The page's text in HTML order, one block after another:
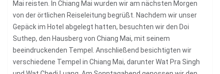
Mai reisten. In Chiang Mai wurden wir am nächsten Morgen
von der örtlichen Reiseleitung begrüßt. Nachdem wir unser
Gepäck im Hotel abgelegt hatten, besuchten wir den Doi
Suthep, den Hausberg von Chiang Mai, mit seinem
beeindruckenden Tempel. Anschließend besichtigten wir
verschiedene Tempel in Chiang Mai, darunter Wat Pra Singh